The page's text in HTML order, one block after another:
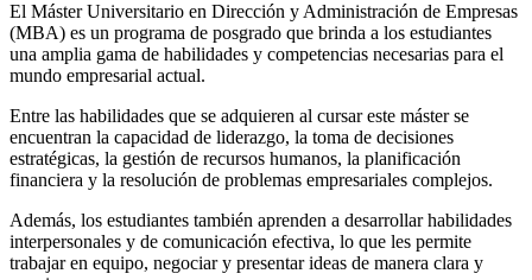
El Máster Universitario en Dirección y Administración de Empresas
(MBA) es un programa de posgrado que brinda a los estudiantes
una amplia gama de habilidades y competencias necesarias para el
mundo empresarial actual.
Entre las habilidades que se adquieren al cursar este máster se
encuentran la capacidad de liderazgo, la toma de decisiones
estratégicas, la gestión de recursos humanos, la planificación
financiera y la resolución de problemas empresariales complejos.
Además, los estudiantes también aprenden a desarrollar habilidades
interpersonales y de comunicación efectiva, lo que les permite
trabajar en equipo, negociar y presentar ideas de manera clara y